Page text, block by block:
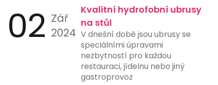
ideální pro online nákupy,
restaurace, čerpací stanice a další
místa, kde rychlost a jednoduchost
platby hrají klíčovou roli.
02 Zář
2024
Kvalitní hydrofobní ubrusy
na stůl
V dnešní době jsou ubrusy se
speciálními úpravami
nezbytností pro každou
restauraci, jídelnu nebo jiný
gastroprovoz